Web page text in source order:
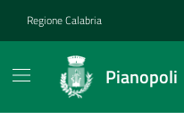
Regione Calabria
Pianopoli